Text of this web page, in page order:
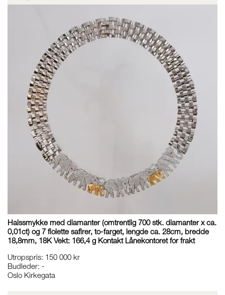
Halssmykke med diamanter (omtrentlig 700 stk. diamanter x ca.
0,01ct) og 7 fiolette safirer, to-farget, lengde ca. 28cm, bredde
18,8mm, 18K Vekt: 166,4 g Kontakt Lånekontoret for frakt
Utropspris: 150 000 kr
Budleder: -
Oslo Kirkegata